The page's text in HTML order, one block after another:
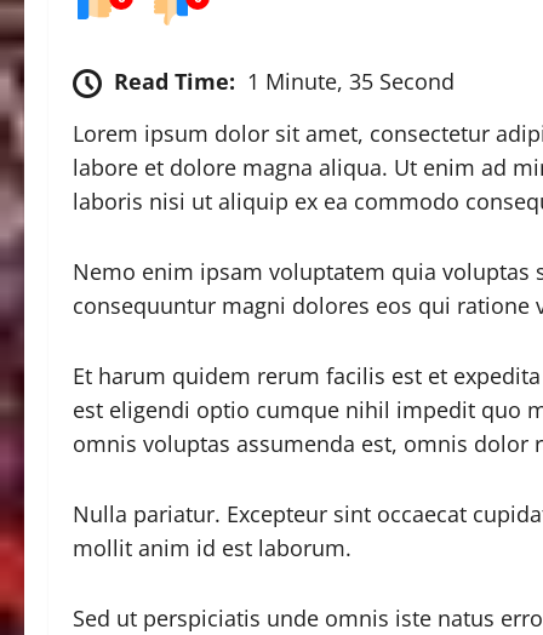
Read Time: 1 Minute, 35 Second
Lorem ipsum dolor sit amet, consectetur
labore et dolore magna aliqua. Ut enim ad
laboris nisi ut aliquip ex ea commodo
Nemo enim ipsam voluptatem quia
consequuntur magni dolores eos qui ratione
Et harum quidem rerum facilis est et
est eligendi optio cumque nihil impedit quo
omnis voluptas assumenda est, omnis dolor
Nulla pariatur. Excepteur sint occaecat
mollit anim id est laborum.
Sed ut perspiciatis unde omnis iste natus